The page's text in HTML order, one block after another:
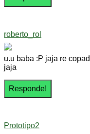
roberto_rol
u.u baba :P jaja re
jaja
Prototipo2